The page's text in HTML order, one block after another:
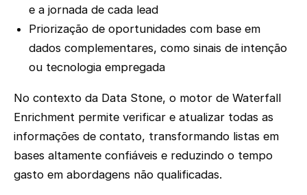
e a jornada de cada lead
Priorização de oportunidades com base em
dados complementares, como sinais de intenção
ou tecnologia empregada
No contexto da Data Stone, o motor de Waterfall
Enrichment permite verificar e atualizar todas as
informações de contato, transformando listas em
bases altamente confiáveis e reduzindo o tempo
gasto em abordagens não qualificadas.